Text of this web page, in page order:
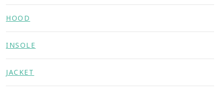
HOOD
INSOLE
JACKET